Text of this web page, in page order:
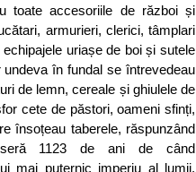
toate accesoriile de război și
armurieri, clerici, tâmplari
uriașe de boi și sutele
în fundal se întrevedeau
de lemn, cereale și ghiulele de
cete de păstori, oameni sfinți,
însoțeau taberele, răspunzând
1123 de ani de când
mai puternic imperiu al lumii.